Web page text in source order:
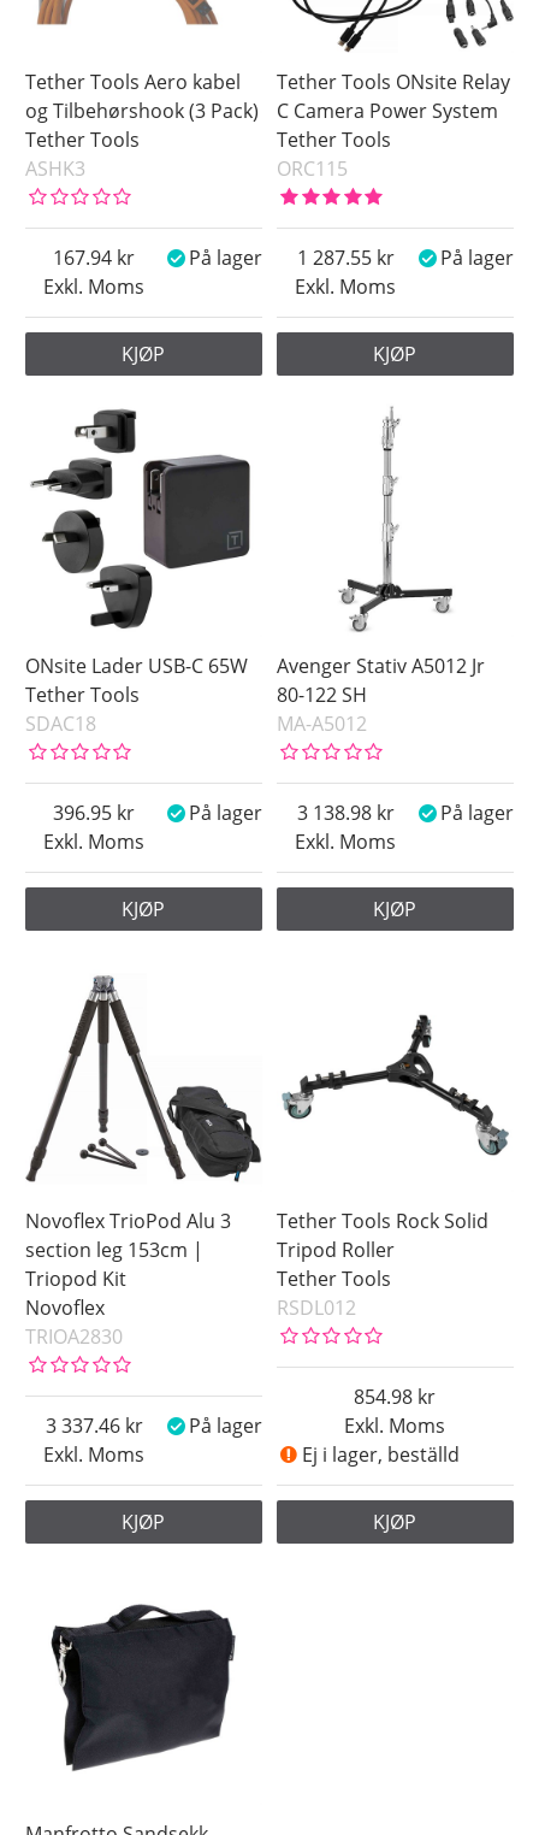
Tether Tools Aero kabel
og Tilbehørshook (3 Pack)
Tether Tools
ASHK3
Exkl. Moms
167.94 På lager
KJØP
Tether Tools ONsite Relay
C Camera Power System
Tether Tools
ORC115
Exkl. Moms
1 287.55 På lager
KJØP
ONsite Lader USB-C 65W
Tether Tools
SDAC18
Exkl. Moms
396.95 På lager
KJØP
Avenger Stativ A5012 Jr
80-122 SH
MA-A5012
Exkl. Moms
3 138.98 På lager
KJØP
Novoflex TrioPod Alu 3
section leg 153cm |
Triopod Kit
Novoflex
TRIOA2830
Exkl. Moms
3 337.46 På lager
KJØP
Tether Tools Rock Solid
Tripod Roller
Tether Tools
RSDL012
Exkl. Moms
854.98
Ej i lager, beställd
KJØP